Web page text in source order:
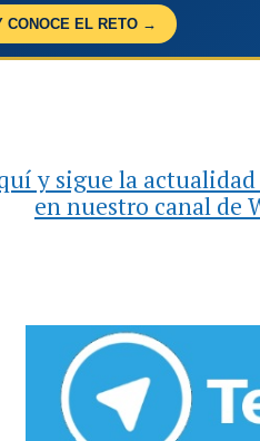
CONOCE EL RETO →
y sigue la
en nuestro canal de